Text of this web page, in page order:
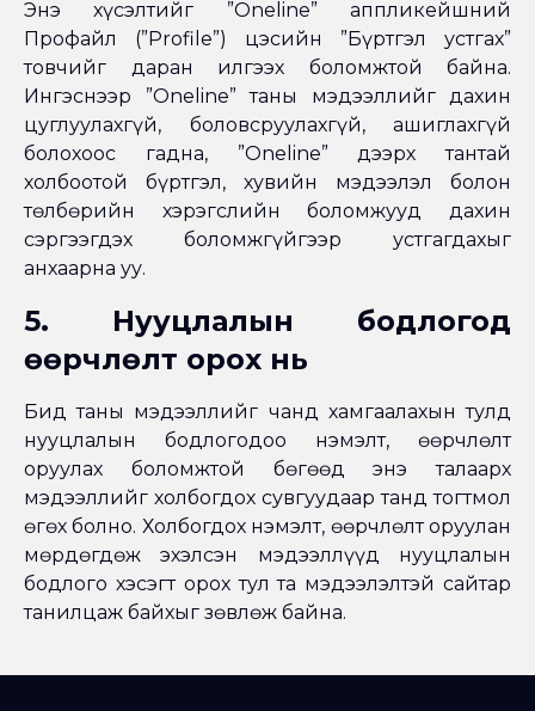
Энэ хүсэлтийг ”Oneline” аппликейшний
Профайл (”Profile”) цэсийн ”Бүртгэл устгах”
товчийг даран илгээх боломжтой байна.
Ингэснээр ”Oneline” таны мэдээллийг дахин
цуглуулахгүй, боловсруулахгүй, ашиглахгүй
болохоос гадна, ”Oneline” дээрх тантай
холбоотой бүртгэл, хувийн мэдээлэл болон
төлбөрийн хэрэгслийн боломжууд дахин
сэргээгдэх боломжгүйгээр устгагдахыг
анхаарна уу.
5. Нууцлалын бодлогод
өөрчлөлт орох нь
Бид таны мэдээллийг чанд хамгаалахын тулд
нууцлалын бодлогодоо нэмэлт, өөрчлөлт
оруулах боломжтой бөгөөд энэ талаарх
мэдээллийг холбогдох сувгуудаар танд тогтмол
өгөх болно. Холбогдох нэмэлт, өөрчлөлт оруулан
мөрдөгдөж эхэлсэн мэдээллүүд нууцлалын
бодлого хэсэгт орох тул та мэдээлэлтэй сайтар
танилцаж байхыг зөвлөж байна.